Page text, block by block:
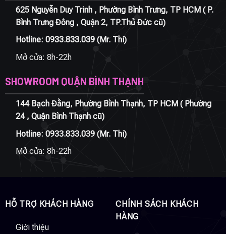
625 Nguyễn Duy Trinh , Phường Bình Trưng, TP HCM ( P.
Bình Trưng Đông , Quận 2, TP.Thủ Đức cũ)
Hotline: 0933.833.039(Mr. Thi)
Mở cửa: 8h-22h
SHOWROOM QUẬN BÌNH THẠNH
144 Bạch Đằng, Phường Bình Thạnh, TP HCM ( Phường
24 , Quận Bình Thạnh cũ)
Hotline: 0933.833.039(Mr. Thi)
Mở cửa: 8h-22h
HỖ TRỢ KHÁCH HÀNG
Giới thiệu
CHÍNH SÁCH KHÁCH
HÀNG